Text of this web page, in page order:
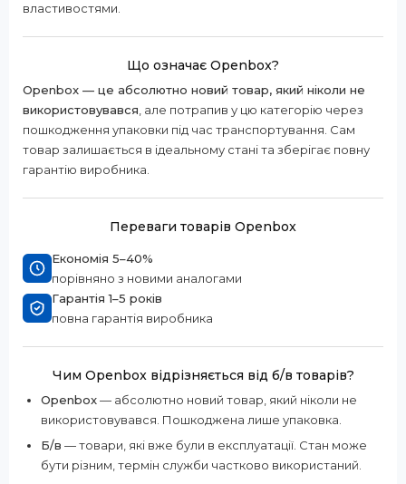
властивостями.
Що означає Openbox?
Openbox — це абсолютно новий товар, який ніколи не
використовувався , але потрапив у цю категорію через
пошкодження упаковки під час транспортування. Сам
товар залишається в ідеальному стані та зберігає повну
гарантію виробника.
Переваги товарів Openbox
Економія 5–40%
порівняно з новими аналогами
Гарантія 1–5 років
повна гарантія виробника
Чим Openbox відрізняється від б/в товарів?
Openbox— абсолютно новий товар, який ніколи не
використовувався. Пошкоджена лише упаковка.
Б/в — товари, які вже були в експлуатації. Стан може
бути різним, термін служби частково використаний.